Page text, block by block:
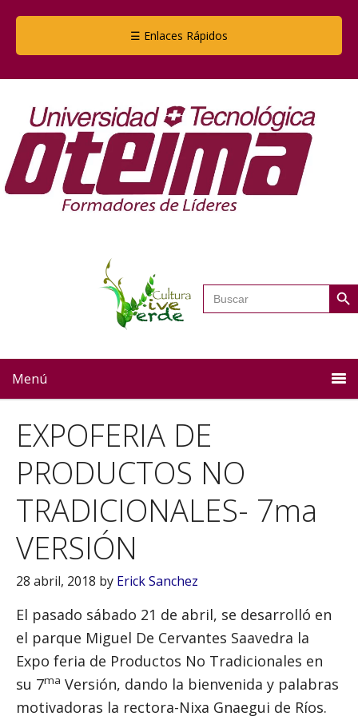
☰ Enlaces Rápidos
Buscar: Botón
Menú
EXPOFERIA DE
PRODUCTOS NO
TRADICIONALES- 7ma
VERSIÓN
28 abril, 2018 by Erick Sanchez
El pasado sábado 21 de abril, se desarrolló en
el parque Miguel De Cervantes Saavedra la
Expo feria de Productos No Tradicionales en
su 7ma Versión, dando la bienvenida y palabras
motivadoras la rectora-Nixa Gnaegui de Ríos.